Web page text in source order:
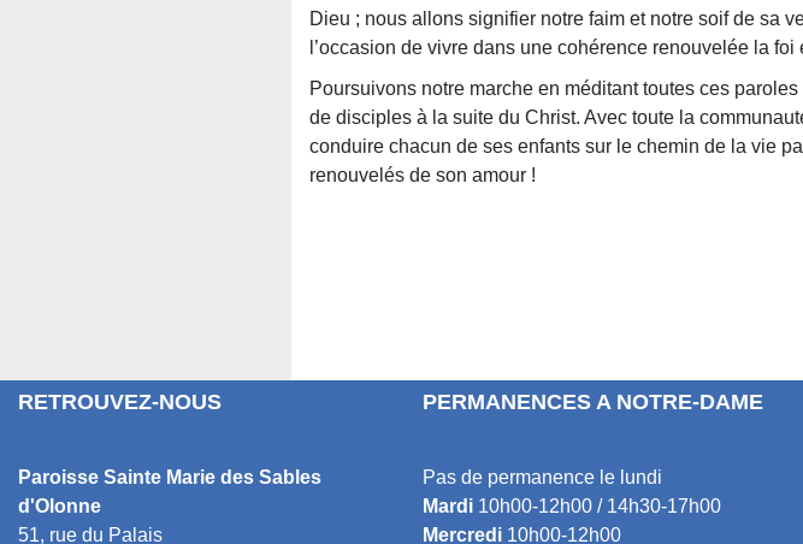
Dieu ; nous allons signifier notre faim et notre soif de sa
l’occasion de vivre dans une cohérence renouvelée la
Poursuivons notre marche en méditant toutes ces
de disciples à la suite du Christ. Avec toute la
conduire chacun de ses enfants sur le chemin de la vie
renouvelés de son amour !
RETROUVEZ-NOUS
Paroisse Sainte Marie des Sables
d'Olonne
51, rue du Palais
PERMANENCES A NOTRE-DAME
Pas de permanence le lundi
Mardi 10h00-12h00 / 14h30-17h00
Mercredi 10h00-12h00